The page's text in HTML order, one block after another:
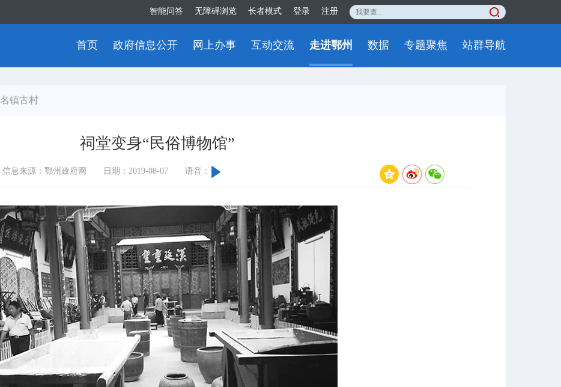
智能问答 无障碍浏览 长者模式 登录 注册
首页 政府信息公开 网上办事 互动交流 走进鄂州 数据 专题聚焦 站群导航
名镇古村
祠堂变身“民俗博物馆”
信息来源：鄂州政府网 日期：2019-08-07 语音：